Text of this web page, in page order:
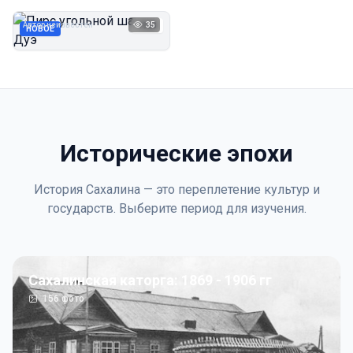
НОВОЕ 1923
Автор неизвестен 35
Исторические эпохи
История Сахалина — это переплетение культур и
государств. Выберите период для изучения.
Сахалинская каторга: 1869 - 1906 гг
156фото